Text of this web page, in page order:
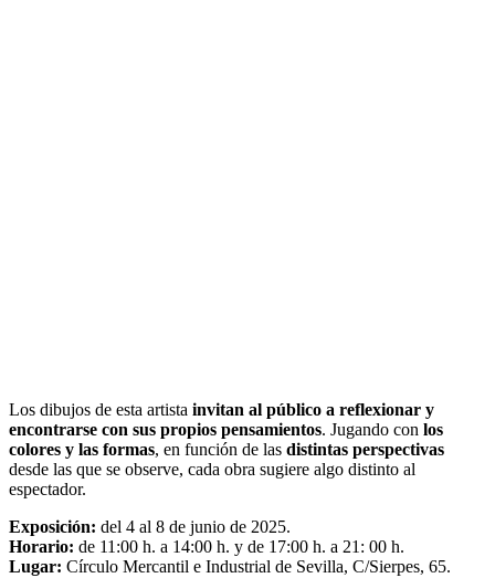
Los dibujos de esta artista invitan al público a reflexionar y
encontrarse con sus propios pensamientos. Jugando con los
colores y las formas, en función de las distintas perspectivas
desde las que se observe, cada obra sugiere algo distinto al
espectador.
Exposición: del 4 al 8 de junio de 2025.
Horario: de 11:00 h. a 14:00 h. y de 17:00 h. a 21: 00 h.
Lugar: Círculo Mercantil e Industrial de Sevilla, C/Sierpes, 65.